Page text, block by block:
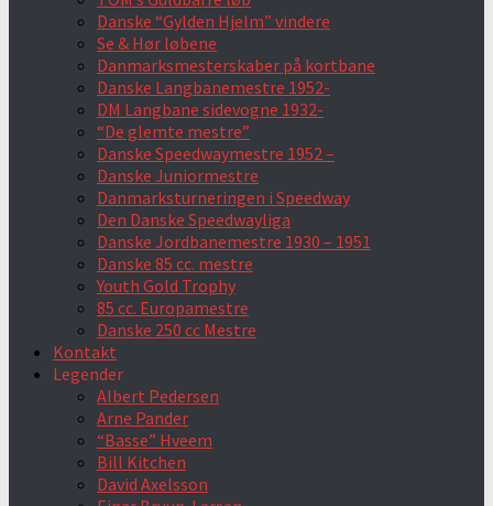
Danske “Gylden Hjelm” vindere
Se & Hør løbene
Danmarksmesterskaber på kortbane
Danske Langbanemestre 1952-
DM Langbane sidevogne 1932-
“De glemte mestre”
Danske Speedwaymestre 1952 –
Danske Juniormestre
Danmarksturneringen i Speedway
Den Danske Speedwayliga
Danske Jordbanemestre 1930 – 1951
Danske 85 cc. mestre
Youth Gold Trophy
85 cc. Europamestre
Danske 250 cc Mestre
Kontakt
Legender
Albert Pedersen
Arne Pander
“Basse” Hveem
Bill Kitchen
David Axelsson